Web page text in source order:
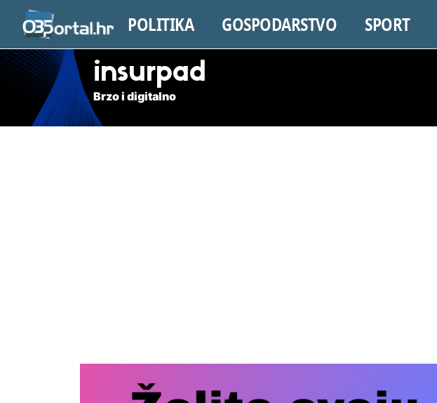
POLITIKA GOSPODARSTVO SPORT
insurpad
Brzo i digitalno